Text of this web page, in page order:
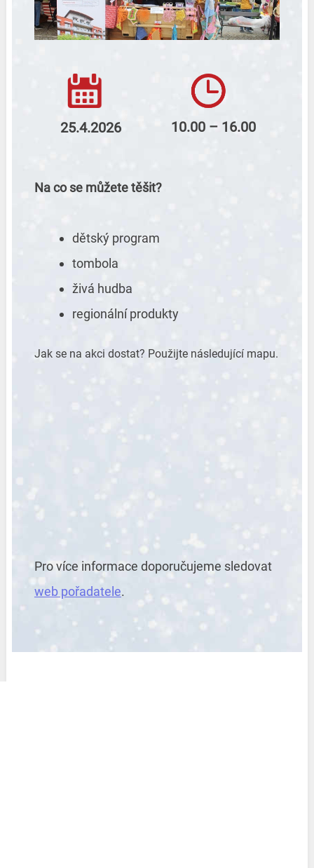
25.4.2026 10.00 – 16.00
Na co se můžete těšit?
dětský program
tombola
živá hudba
regionální produkty
Jak se na akci dostat? Použijte následující mapu.
Pro více informace doporučujeme sledovat
web pořadatele.